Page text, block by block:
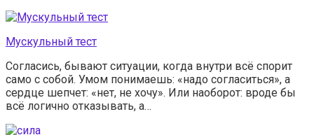
Мускульный тест
Согласись, бывают ситуации, когда внутри всё спорит
само с собой. Умом понимаешь: «надо согласиться», а
сердце шепчет: «нет, не хочу». Или наоборот: вроде бы
всё логично отказывать, а…